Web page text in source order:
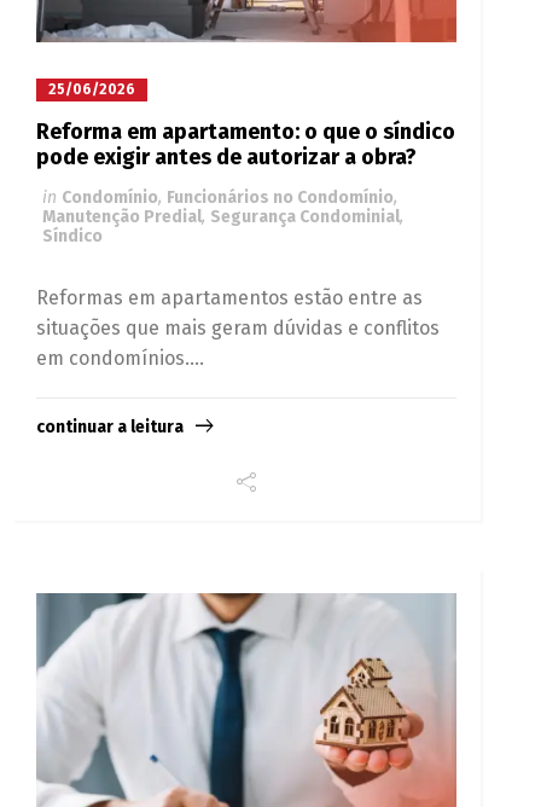
25/06/2026
Reforma em apartamento: o que o síndico
pode exigir antes de autorizar a obra?
in Condomínio, Funcionários no Condomínio,
Manutenção Predial, Segurança Condominial,
Síndico
Reformas em apartamentos estão entre as
situações que mais geram dúvidas e conflitos
em condomínios....
continuar a leitura